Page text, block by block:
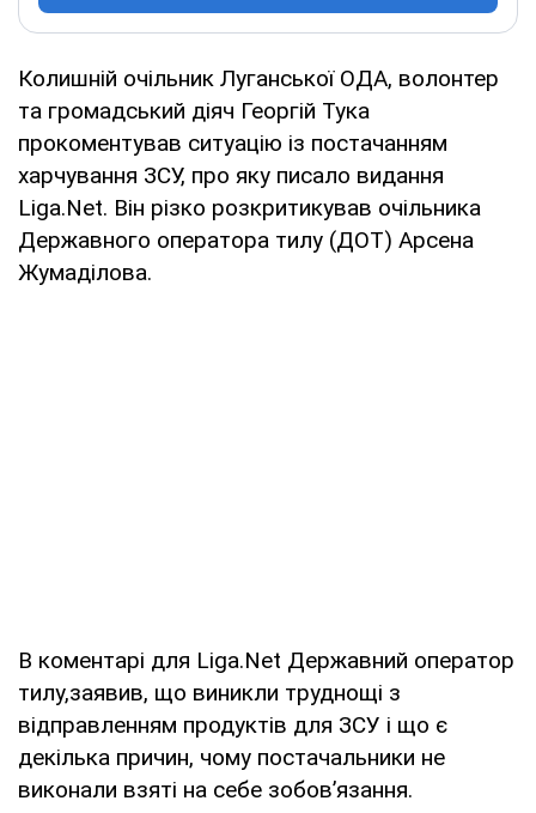
Колишній очільник Луганської ОДА, волонтер
та громадський діяч Георгій Тука
прокоментував ситуацію із постачанням
харчування ЗСУ, про яку писало видання
Liga.Net. Він різко розкритикував очільника
Державного оператора тилу (ДОТ) Арсена
Жумаділова.
В коментарі для Liga.Net Державний оператор
тилу,заявив, що виникли труднощі з
відправленням продуктів для ЗСУ і що є
декілька причин, чому постачальники не
виконали взяті на себе зобов’язання.